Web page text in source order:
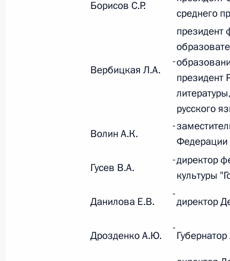
Федеральный закон от
О внесении изменения в
Федеральный закон от
О внесении изменений в статью
26 июля 2026 года
Федеральный закон от
Республики Беларусь о
Борисов С.Р.
среднего
Вербицкая Л.А.
-
президент
президент
русского
Волин А.К.
-
Федерации
Гусев В.А.
-директор
культуры
Данилова Е.В.
-
директор
Дрозденко А.Ю.
-